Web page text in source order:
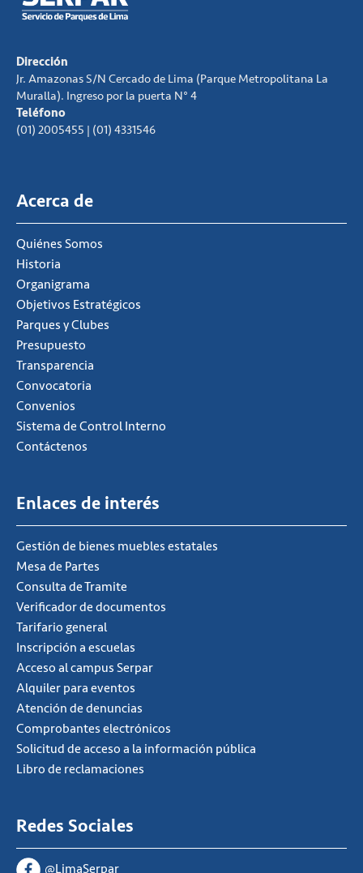
Dirección
Jr. Amazonas S/N Cercado de Lima (Parque Metropolitana La
Muralla). Ingreso por la puerta N° 4
Teléfono
(01) 2005455 | (01) 4331546
Acerca de
Quiénes Somos
Historia
Organigrama
Objetivos Estratégicos
Parques y Clubes
Presupuesto
Transparencia
Convocatoria
Convenios
Sistema de Control Interno
Contáctenos
Enlaces de interés
Gestión de bienes muebles estatales
Mesa de Partes
Consulta de Tramite
Verificador de documentos
Tarifario general
Inscripción a escuelas
Acceso al campus Serpar
Alquiler para eventos
Atención de denuncias
Comprobantes electrónicos
Solicitud de acceso a la información pública
Libro de reclamaciones
Redes Sociales
@LimaSerpar